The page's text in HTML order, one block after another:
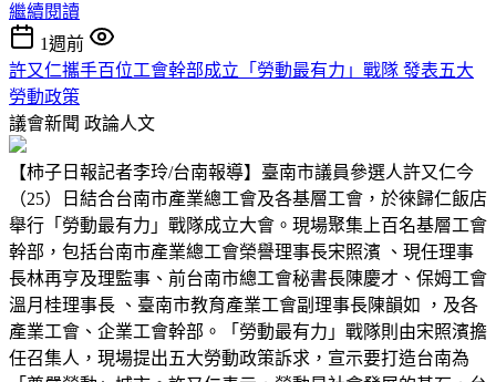
繼續閱讀
1週前
許又仁攜手百位工會幹部成立「勞動最有力」戰隊 發表五大
勞動政策
議會新聞 政論人文
【柿子日報記者李玲/台南報導】臺南市議員參選人許又仁今
（25）日結合台南市產業總工會及各基層工會，於徠歸仁飯店
舉行「勞動最有力」戰隊成立大會。現場聚集上百名基層工會
幹部，包括台南市產業總工會榮譽理事長宋照濱 、現任理事
長林再亨及理監事、前台南市總工會秘書長陳慶才、保姆工會
溫月桂理事長 、臺南市教育產業工會副理事長陳韻如 ，及各
產業工會、企業工會幹部。「勞動最有力」戰隊則由宋照濱擔
任召集人，現場提出五大勞動政策訴求，宣示要打造台南為